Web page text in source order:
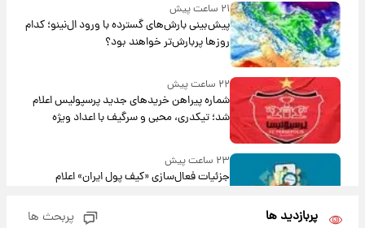
۲۱ ساعت پیش
پیش‌بینی بارش‌های گسترده با ورود ال‌نینو؛ کدام
روزها پربارش‌تر خواهند بود؟
۲۲ ساعت پیش
شماره پیراهن خریدهای جدید پرسپولیس اعلام
شد؛ تیکدری، محبی و سرگیف با اعداد ویژه
۲۳ ساعت پیش
جزئیات فعال‌سازی «کیف پول ایران» اعلام
پربازدید ها پربحث ها